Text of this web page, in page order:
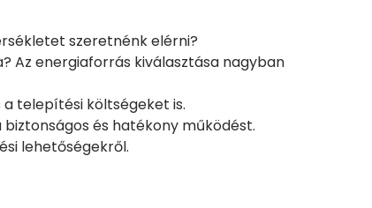
szeretnénk elérni?
Az energiaforrás kiválasztása nagyban
telepítési költségeket is.
és hatékony működést.
lehetőségekről.